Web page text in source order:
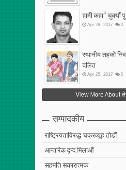
हामी कहा“ चुक्यौं
Apr 28 2017 0
स्थानीय तहको
दलित
Apr 25 2017 0
फेरि अर्को गलत
View More About
सम्पादकीय
राष्ट्रियताविरुद्ध चक्रव्यूह तोडौं
आन्तरिक द्वन्द मिलाऔं
सहमति सकारात्मक